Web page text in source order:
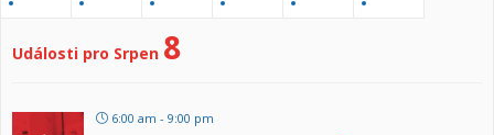
Události pro Srpen 8
6:00 am - 9:00 pm